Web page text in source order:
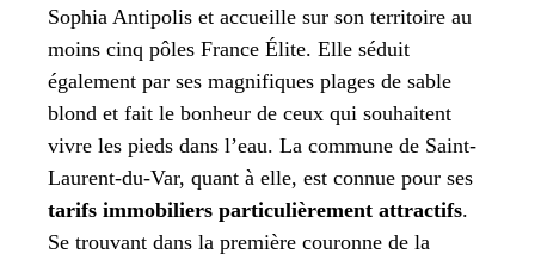
Sophia Antipolis et accueille sur son territoire au
moins cinq pôles France Élite. Elle séduit
également par ses magnifiques plages de sable
blond et fait le bonheur de ceux qui souhaitent
vivre les pieds dans l’eau. La commune de Saint-
Laurent-du-Var, quant à elle, est connue pour ses
tarifs immobiliers particulièrement attractifs.
Se trouvant dans la première couronne de la